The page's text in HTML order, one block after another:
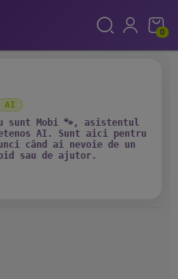
0
AI
sunt Mobi 🐾, asistentul
AI. Sunt aici pentru
când ai nevoie de un
sau de ajutor.